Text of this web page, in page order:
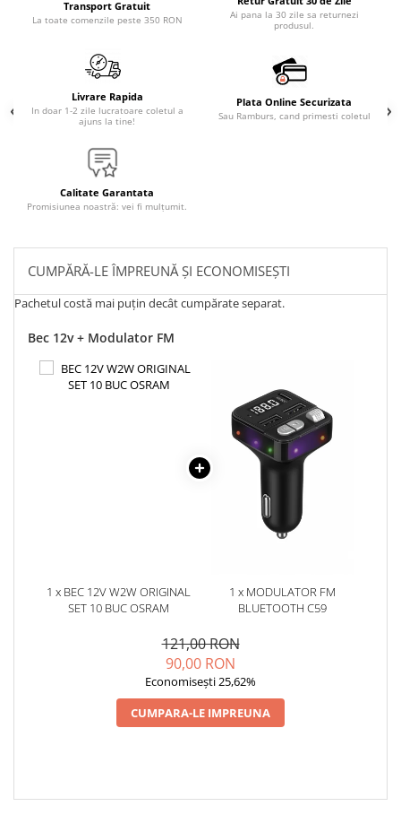
Transport Gratuit
La toate comenzile peste 350 RON
Ai pana la 30 zile sa returnezi
produsul.
Livrare Rapida
In doar 1-2 zile lucratoare coletul a
ajuns la tine!
Plata Online Securizata
Sau Ramburs, cand primesti coletul
Calitate Garantata
Promisiunea noastră: vei fi mulțumit.
CUMPĂRĂ-LE ÎMPREUNĂ ȘI ECONOMISEȘTI
Pachetul costă mai puțin decât cumpărate separat.
Bec 12v + Modulator FM
1 x BEC 12V W2W ORIGINAL
SET 10 BUC OSRAM
1 x MODULATOR FM
BLUETOOTH C59
121,00 RON
90,00 RON
Economisești 25,62%
CUMPARA-LE IMPREUNA